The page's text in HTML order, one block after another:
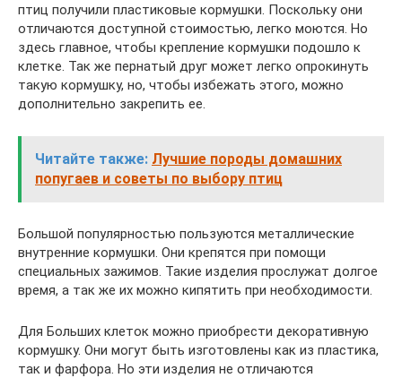
птиц получили пластиковые кормушки. Поскольку они
отличаются доступной стоимостью, легко моются. Но
здесь главное, чтобы крепление кормушки подошло к
клетке. Так же пернатый друг может легко опрокинуть
такую кормушку, но, чтобы избежать этого, можно
дополнительно закрепить ее.
Читайте также: Лучшие породы домашних
попугаев и советы по выбору птиц
Большой популярностью пользуются металлические
внутренние кормушки. Они крепятся при помощи
специальных зажимов. Такие изделия прослужат долгое
время, а так же их можно кипятить при необходимости.
Для Больших клеток можно приобрести декоративную
кормушку. Они могут быть изготовлены как из пластика,
так и фарфора. Но эти изделия не отличаются